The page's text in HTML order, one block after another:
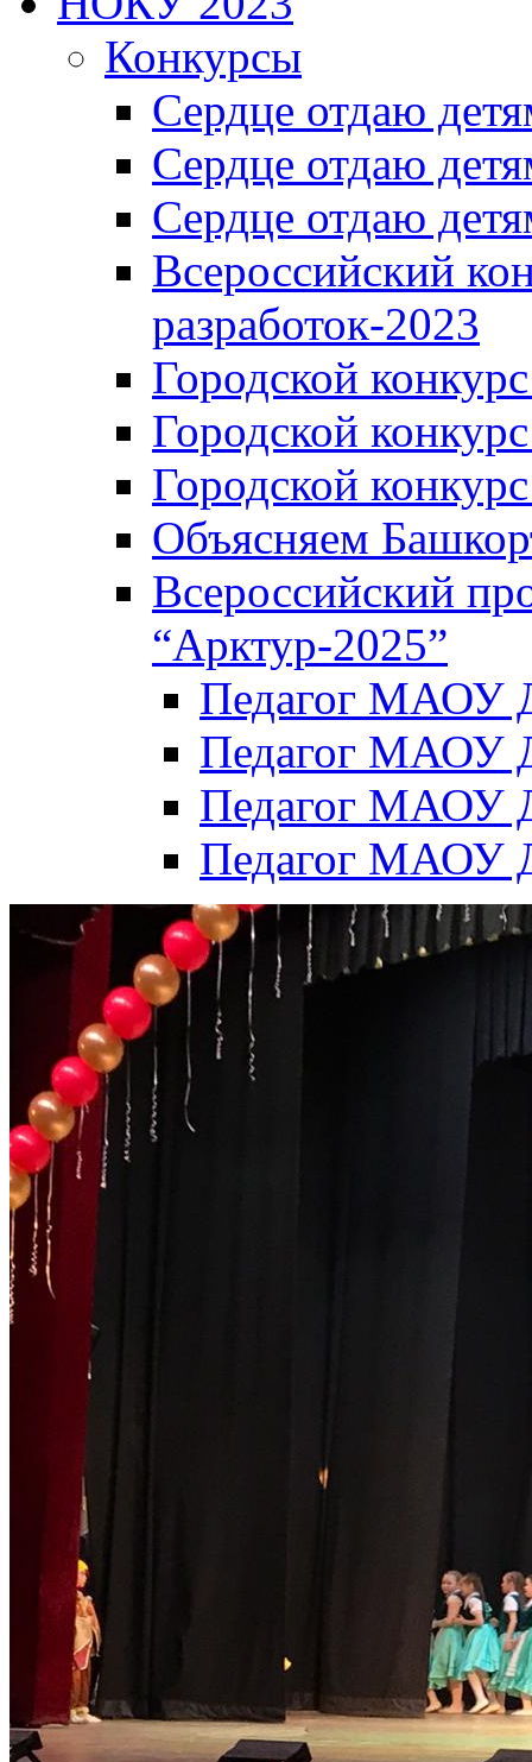
Конкурсы
Сердце отдаю
Сердце отдаю
Сердце отдаю
Всероссийский
разработок-2023
Городской
Городской
Городской
Объясняем
Всероссийский
“Арктур-2025”
Педагог МАОУ
Педагог МАОУ
Педагог МАОУ
Педагог МАОУ